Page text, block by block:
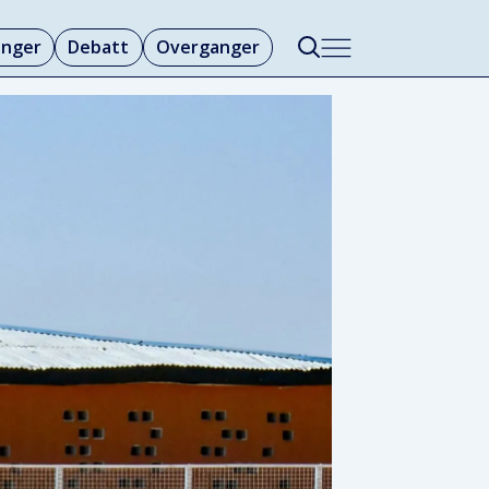
Debatt Overganger